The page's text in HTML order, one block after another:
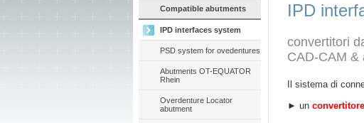
Compatible abutments
IPD interfaces system
PSD system for ovedentures
Abutments OT-EQUATOR
Rhein
Overdenture Locator
abutment
IPD
convertitori
CAD-CAM &
Il sistema di
► un convertitore